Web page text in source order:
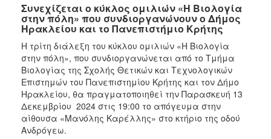
2022
2021
2020
2019
2018
2017
2016
Συνεχίζεται ο κύκλος ομιλιών «Η Βιολογία
στην πόλη» που συνδιοργανώνουν ο Δήμος
Ηρακλείου και το Πανεπιστήμιο Κρήτης
Η τρίτη διάλεξη του κύκλου ομιλιών «Η Βιολογία
στην πόλη», που συνδιοργανώνεται από το Τμήμα
Βιολογίας της Σχολής Θετικών και Τεχνολογικών
Επιστημών του Πανεπιστημίου Κρήτης και τον Δήμο
Ηρακλείου, θα πραγματοποιηθεί την Παρασκευή 13
Δεκεμβρίου 2024 στις 19:00 το απόγευμα στην
αίθουσα «Μανόλης Καρέλλης» στο κτήριο της οδού
Ανδρόγεω.